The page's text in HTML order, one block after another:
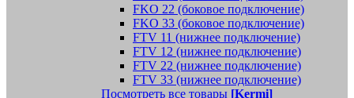
FKO 22 (боковое подключение)
FKO 33 (боковое подключение)
FTV 11 (нижнее подключение)
FTV 12 (нижнее подключение)
FTV 22 (нижнее подключение)
FTV 33 (нижнее подключение)
Посмотреть все товары [Kermi]